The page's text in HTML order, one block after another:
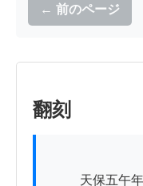
← 前のページ
翻刻